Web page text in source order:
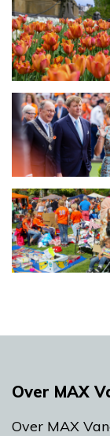
Over MAX
Over MAX